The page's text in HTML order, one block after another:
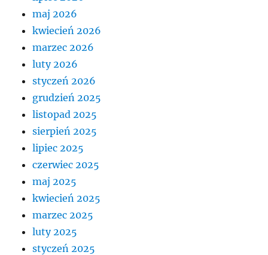
maj 2026
kwiecień 2026
marzec 2026
luty 2026
styczeń 2026
grudzień 2025
listopad 2025
sierpień 2025
lipiec 2025
czerwiec 2025
maj 2025
kwiecień 2025
marzec 2025
luty 2025
styczeń 2025